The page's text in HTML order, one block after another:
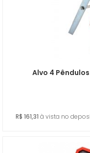
Alvo 4
R$ 161,31 à vista no